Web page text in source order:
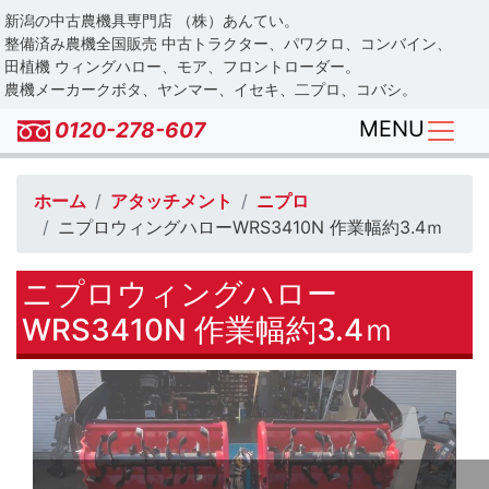
Skip
to
main
content
新潟の中古農機具専門店 （株）あんてい。
整備済み農機全国販売 中古トラクター、パワクロ、コンバイン、
田植機 ウィングハロー、モア、フロントローダー。
農機メーカークボタ、ヤンマー、イセキ、二プロ、コバシ。
0120-278-607 MENU
ホーム アタッチメント
ニプロ
ニプロウィングハローWRS3410N 作業幅約3.4ｍ
ニプロウィングハロー
WRS3410N 作業幅約3.4ｍ